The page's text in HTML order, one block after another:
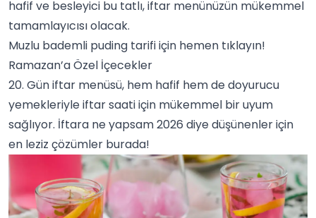
hafif ve besleyici bu tatlı, iftar menünüzün mükemmel
tamamlayıcısı olacak.
Muzlu bademli puding tarifiiçin hemen tıklayın!
Ramazan’a Özel İçecekler
20. Gün iftar menüsü, hem hafif hem de doyurucu
yemekleriyle iftar saati için mükemmel bir uyum
sağlıyor. İftara ne yapsam 2026 diye düşünenler için
en leziz çözümler burada!